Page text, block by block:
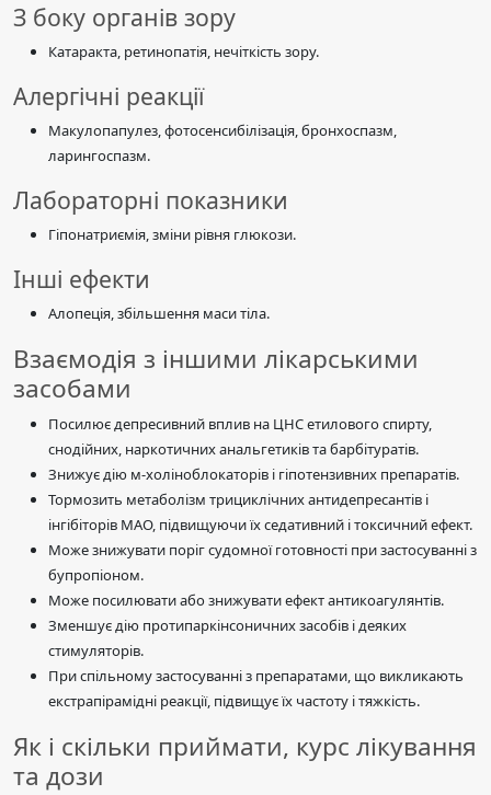
З боку органів зору
Катаракта, ретинопатія, нечіткість зору.
Алергічні реакції
Макулопапулез, фотосенсибілізація, бронхоспазм,
ларингоспазм.
Лабораторні показники
Гіпонатриємія, зміни рівня глюкози.
Інші ефекти
Алопеція, збільшення маси тіла.
Взаємодія з іншими лікарськими
засобами
Посилює депресивний вплив на ЦНС етилового спирту,
снодійних, наркотичних анальгетиків та барбітуратів.
Знижує дію м-холіноблокаторів і гіпотензивних препаратів.
Тормозить метаболізм трициклічних антидепресантів і
інгібіторів МАО, підвищуючи їх седативний і токсичний ефект.
Може знижувати поріг судомної готовності при застосуванні з
бупропіоном.
Може посилювати або знижувати ефект антикоагулянтів.
Зменшує дію протипаркінсоничних засобів і деяких
стимуляторів.
При спільному застосуванні з препаратами, що викликають
екстрапірамідні реакції, підвищує їх частоту і тяжкість.
Як і скільки приймати, курс лікування
та дози